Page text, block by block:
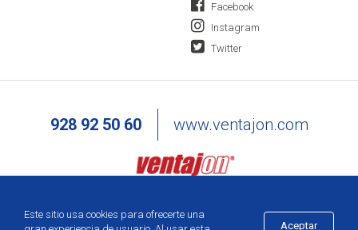
Este sitio usa cookies para ofrecerte una
Aceptar
Facebook
Instagram
Twitter
928 92 50 60 www.ventajon.com